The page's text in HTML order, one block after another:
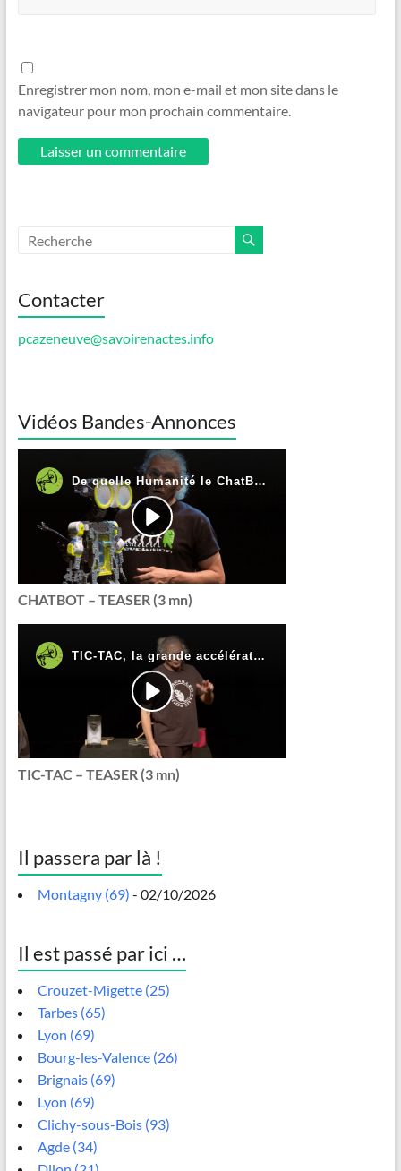
Enregistrer mon nom, mon e-mail et mon site dans le
navigateur pour mon prochain commentaire.
Contacter
pcazeneuve@savoirenactes.info
Vidéos Bandes-Annonces
CHATBOT – TEASER (3 mn)
TIC-TAC – TEASER (3 mn)
Il passera par là !
Montagny (69) - 02/10/2026
Il est passé par ici …
Crouzet-Migette (25)
Tarbes (65)
Lyon (69)
Bourg-les-Valence (26)
Brignais (69)
Lyon (69)
Clichy-sous-Bois (93)
Agde (34)